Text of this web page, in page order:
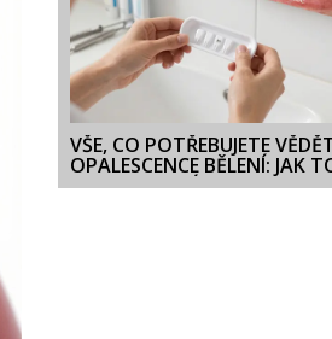
VŠE, CO POTŘEBUJETE
OPALESCENCE BĚLENÍ: JAK
FUNGUJE, JAKÉ JSOU RIZIKA A